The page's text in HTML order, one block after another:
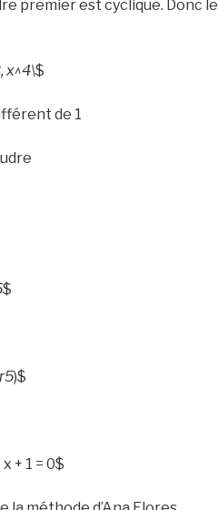
premier est cyclique. Donc
x^4\$
de 1
$
)$
+ 1 = 0$